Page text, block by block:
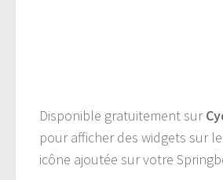
Disponible gratuitement sur
pour afficher des widgets sur
icône ajoutée sur votre